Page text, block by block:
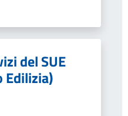
del SUE
Edilizia)